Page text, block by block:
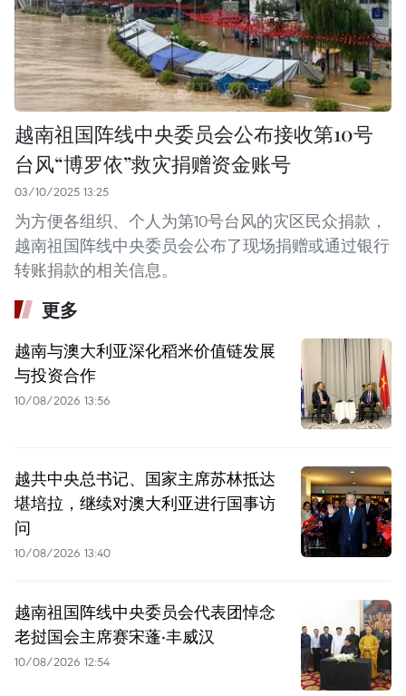
越南祖国阵线中央委员会公布接收第10号
台风“博罗依”救灾捐赠资金账号
03/10/2025 13:25
为方便各组织、个人为第10号台风的灾区民众捐款，
越南祖国阵线中央委员会公布了现场捐赠或通过银行
转账捐款的相关信息。
更多
越南与澳大利亚深化稻米价值链发展
与投资合作
10/08/2026 13:56
越共中央总书记、国家主席苏林抵达
堪培拉，继续对澳大利亚进行国事访
问
10/08/2026 13:40
越南祖国阵线中央委员会代表团悼念
老挝国会主席赛宋蓬·丰威汉
10/08/2026 12:54